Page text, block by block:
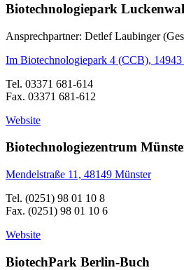
Biotechnologiepark
Ansprechpartner: Detlef Laubinger
Im Biotechnologiepark 4 (CCB),
Tel. 03371 681-614
Fax. 03371 681-612
Website
Biotechnologiezentrum
Mendelstraße 11, 48149 Münster
Tel. (0251) 98 01 10 8
Fax. (0251) 98 01 10 6
Website
BiotechPark Berlin-Buch